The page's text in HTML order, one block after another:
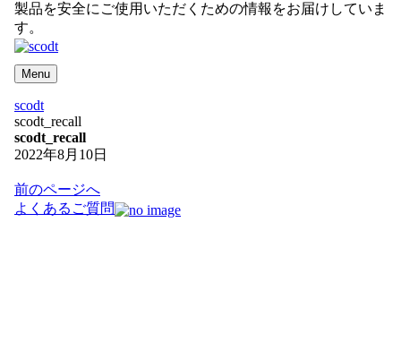
製品を安全にご使用いただくための情報をお届けしていま
す。
Menu
scodt
scodt_recall
scodt_recall
2022年8月10日
投
稿
前のページへ
よくあるご質問